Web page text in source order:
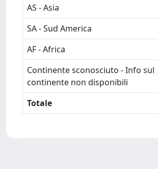
AS - Asia
SA - Sud America
AF - Africa
Continente sconosciuto - Info sul
continente non disponibili
Totale